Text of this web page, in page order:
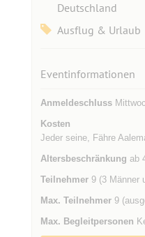
Deutschland
Ausflug & Urlaub
Eventinformationen
Anmeldeschluss
Kosten
Jeder seine, Fähre
Altersbeschränkung ab
Teilnehmer9 (3 Männer
Max. Teilnehmer9
Max. Begleitpersonen